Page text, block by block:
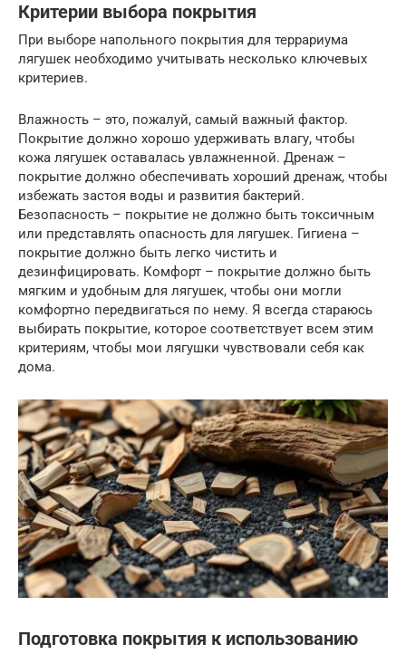
Критерии выбора покрытия
При выборе напольного покрытия для террариума
лягушек необходимо учитывать несколько ключевых
критериев.
Влажность – это, пожалуй, самый важный фактор.
Покрытие должно хорошо удерживать влагу, чтобы
кожа лягушек оставалась увлажненной. Дренаж –
покрытие должно обеспечивать хороший дренаж, чтобы
избежать застоя воды и развития бактерий.
Безопасность – покрытие не должно быть токсичным
или представлять опасность для лягушек. Гигиена –
покрытие должно быть легко чистить и
дезинфицировать. Комфорт – покрытие должно быть
мягким и удобным для лягушек, чтобы они могли
комфортно передвигаться по нему. Я всегда стараюсь
выбирать покрытие, которое соответствует всем этим
критериям, чтобы мои лягушки чувствовали себя как
дома.
Подготовка покрытия к использованию